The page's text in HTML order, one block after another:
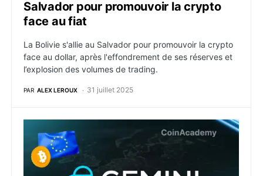
Salvador pour promouvoir la crypto
face au fiat
La Bolivie s'allie au Salvador pour promouvoir la crypto
face au dollar, après l'effondrement de ses réserves et
l’explosion des volumes de trading.
PAR ALEX LEROUX 31 juillet 2025
Gemini connecte Wall Street à la blockchain : les